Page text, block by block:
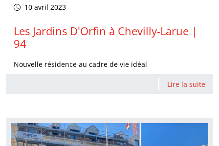
10 avril 2023
Les Jardins D'Orfin à Chevilly-Larue |
94
Nouvelle résidence au cadre de vie idéal
Lire la suite